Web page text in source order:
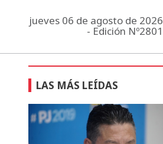
jueves 06 de agosto de 2026
- Edición Nº2801
LAS MÁS LEÍDAS